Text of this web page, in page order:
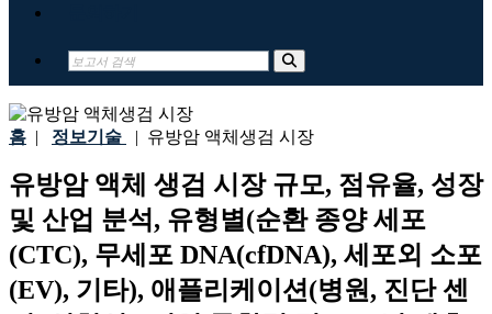
홈 | 정보기술 | 유방암 액체생검 시장
유방암 액체 생검 시장 규모, 점유율, 성장
및 산업 분석, 유형별(순환 종양 세포
(CTC), 무세포 DNA(cfDNA), 세포외 소포
(EV), 기타), 애플리케이션(병원, 진단 센